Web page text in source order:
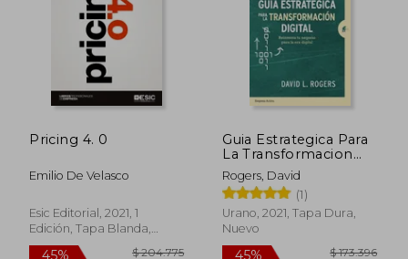
Pricing 4. 0
Emilio De Velasco
Esic Editorial, 2021, 1
Edición, Tapa Blanda,
Nuevo
Guia Estrategica Para
La Transformacion
Digital
Rogers, David
(1)
Urano, 2021, Tapa Dura,
Nuevo